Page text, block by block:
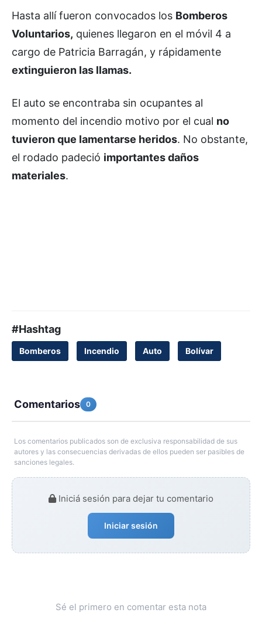
Hasta allí fueron convocados los Bomberos
Voluntarios, quienes llegaron en el móvil 4 a
cargo de Patricia Barragán, y rápidamente
extinguieron las llamas.
El auto se encontraba sin ocupantes al
momento del incendio motivo por el cual no
tuvieron que lamentarse heridos. No obstante,
el rodado padeció importantes daños
materiales.
#Hashtag
Bomberos Incendio Auto Bolívar
Comentarios 0
Los comentarios publicados son de exclusiva responsabilidad de sus
autores y las consecuencias derivadas de ellos pueden ser pasibles de
sanciones legales.
Iniciá sesión para dejar tu comentario
Iniciar sesión
Sé el primero en comentar esta nota